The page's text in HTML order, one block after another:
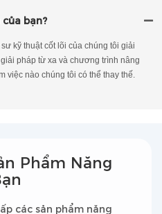
bạn?
kỹ thuật cốt lõi của chúng tôi giải
pháp từ xa và chương trình nâng
việc nào chúng tôi có thể thay thế.
Phẩm Năng
các sản phẩm năng